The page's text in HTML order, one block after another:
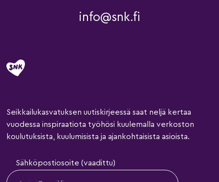
info@snk.fi
Seikkailukasvatuksen uutiskirjeessä saat neljä kertaa
vuodessa inspiraatiota työhösi kuulemalla verkoston
koulutuksista, kuulumisista ja ajankohtaisista asioista.
Sähköpostiosoite (vaadittu)